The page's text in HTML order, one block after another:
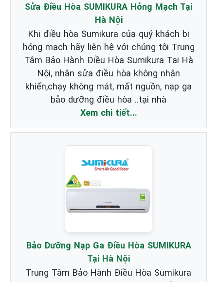
Sửa Điều Hòa SUMIKURA Hỏng Mạch Tại
Hà Nội
Khi điều hòa Sumikura của quý khách bị
hỏng mạch hãy liên hệ với chúng tôi Trung
Tâm Bảo Hành Điều Hòa Sumikura Tại Hà
Nội, nhận sửa điều hòa không nhận
khiển,chạy không mát, mất nguồn, nạp ga
bảo dưỡng điều hòa ..tại nhà
Xem chi tiết...
Bảo Dưỡng Nạp Ga Điều Hòa SUMIKURA
Tại Hà Nội
Trung Tâm Bảo Hành Điều Hòa Sumikura